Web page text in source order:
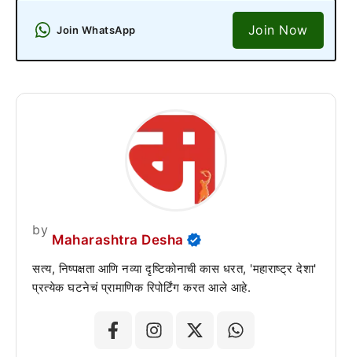
Join WhatsApp Join Now
by
Maharashtra Desha
सत्य, निष्पक्षता आणि नव्या दृष्टिकोनाची कास धरत, 'महाराष्ट्र देशा'
प्रत्येक घटनेचं प्रामाणिक रिपोर्टिंग करत आले आहे.